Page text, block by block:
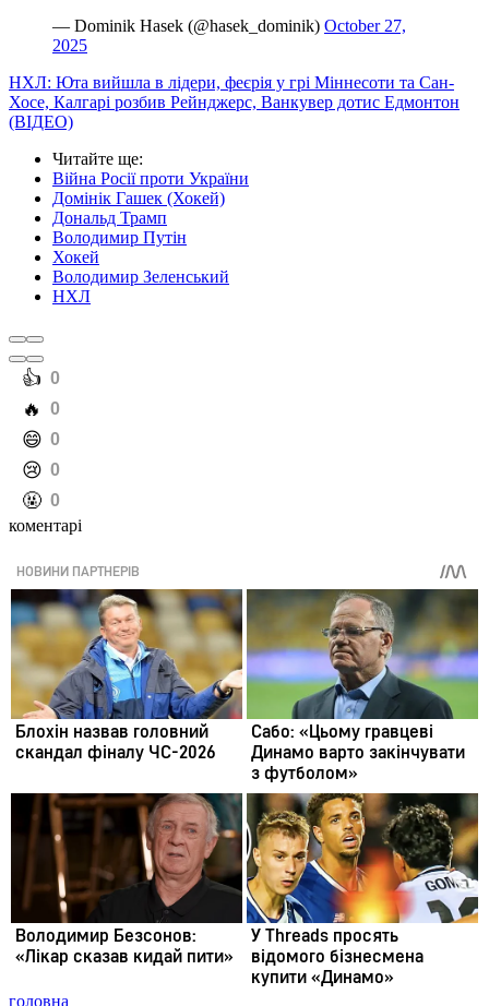
— Dominik Hasek (@hasek_dominik) October 27,
2025
НХЛ: Юта вийшла в лідери, феєрія у грі Міннесоти та Сан-
Хосе, Калгарі розбив Рейнджерс, Ванкувер дотис Едмонтон
(ВІДЕО)
Читайте ще:
Війна Росії проти України
Домінік Гашек (Хокей)
Дональд Трамп
Володимир Путін
Хокей
Володимир Зеленський
НХЛ
️👍 0
️🔥 0
️😄 0
️😢 0
️🤬 0
коментарі
головна